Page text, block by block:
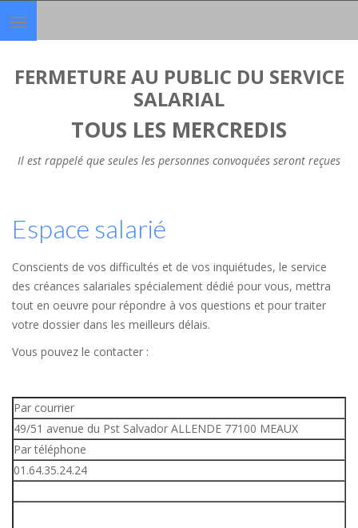
Toggle
navigation
FERMETURE AU PUBLIC DU SERVICE
SALARIAL
TOUS LES MERCREDIS
Il est rappelé que seules les personnes convoquées seront reçues
Espace salarié
Conscients de vos difficultés et de vos inquiétudes, le service
des créances salariales spécialement dédié pour vous, mettra
tout en oeuvre pour répondre à vos questions et pour traiter
votre dossier dans les meilleurs délais.
Vous pouvez le contacter :
Par courrier
49/51 avenue du Pst Salvador ALLENDE 77100 MEAUX
Par téléphone
01.64.35.24.24